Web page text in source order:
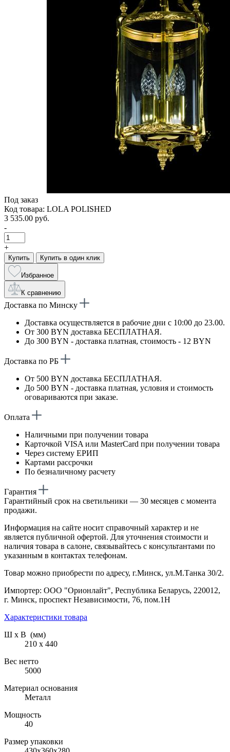
Под заказ
Код товара: LOLA POLISHED
3 535.00 руб.
-
+
Купить Купить в один клик
Избранное
К сравнению
Доставка по Минску
Доставка осуществляется в рабочие дни с 10:00 до 23.00.
От 300 BYN доставка БЕСПЛАТНАЯ.
До 300 BYN - доставка платная, стоимость - 12 BYN
Доставка по РБ
От 500 BYN доставка БЕСПЛАТНАЯ.
До 500 BYN - доставка платная, условия и стоимость
оговариваются при заказе.
Оплата
Наличными при получении товара
Карточкой VISA или MasterCard при получении товара
Через систему ЕРИП
Картами рассрочки
По безналичному расчету
Гарантия
Гарантийный срок на светильники — 30 месяцев с момента
продажи.
Информация на сайте носит справочный характер и не
является публичной офертой. Для уточнения стоимости и
наличия товара в салоне, связывайтесь с консультантами по
указанным в контактах телефонам.
Товар можно приобрести по адресу, г.Минск, ул.М.Танка 30/2.
Импортер: ООО "Орионлайт", Республика Беларусь, 220012,
г. Минск, проспект Независимости, 76, пом.1Н
Характеристики товара
Ш х В (мм)
210 х 440
Вес нетто
5000
Материал основания
Металл
Мощность
40
Размер упаковки